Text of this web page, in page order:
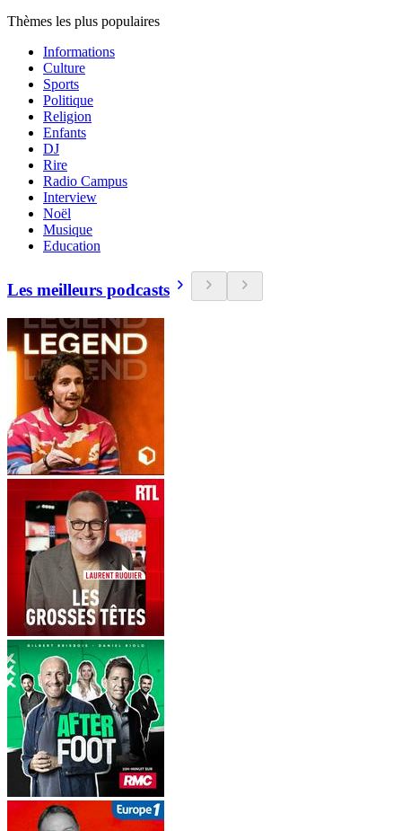
Thèmes les plus populaires
Informations
Culture
Sports
Politique
Religion
Enfants
DJ
Rire
Radio Campus
Interview
Noël
Musique
Education
Les meilleurs podcasts